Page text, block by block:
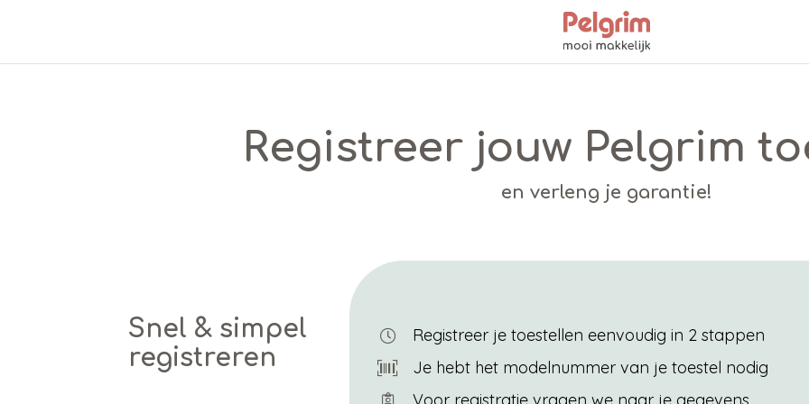
Registreer jouw Pelgrim
en verleng je garantie!
Snel & simpel
registreren
Registreer je toestellen eenvoudig in 2 stappen
Je hebt het modelnummer van je toestel nodig